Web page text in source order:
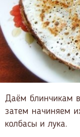
Даём блинчикам
затем начиняем
колбасы и лука.